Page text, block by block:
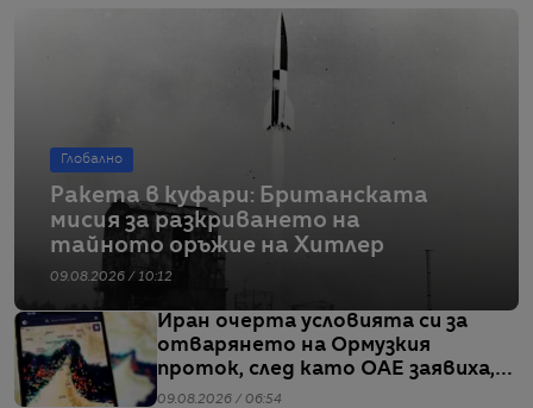
Глобално
Ракета в куфари: Британската
мисия за разкриването на
тайното оръжие на Хитлер
09.08.2026 / 10:12
Иран очерта условията си за
отварянето на Ормузкия
проток, след като ОАЕ заявиха,
че един от корабите им е бил
09.08.2026 / 06:54